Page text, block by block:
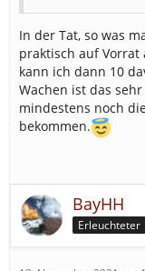
In der Tat, so was
praktisch auf Vorrat
kann ich dann 10
Wachen ist das
mindestens noch
bekommen.
BayHH
Erleuchteter